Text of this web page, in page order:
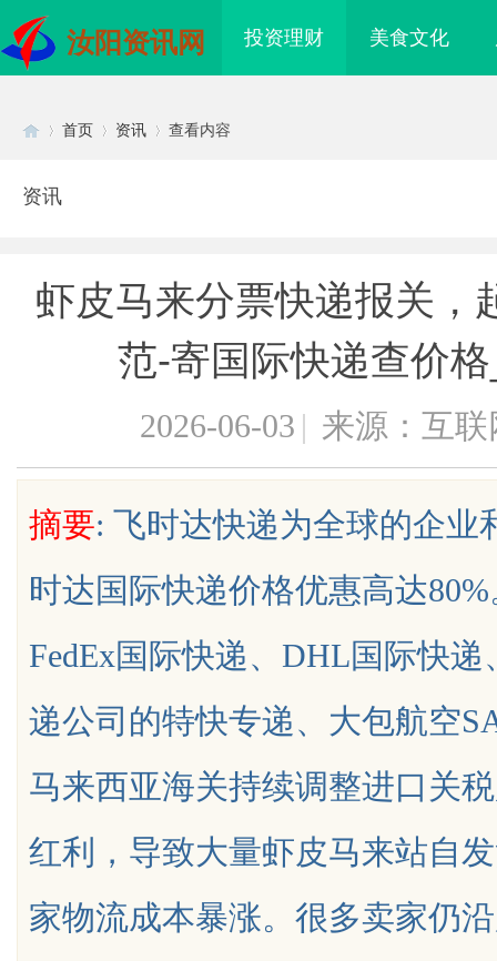
汝阳资讯网 投资理财 美食文化
uz
首页 资讯 查看内容
资讯
虾皮马来分票快递报关，
范-寄国际快递查价
2026-06-03 | 来源：互联
摘要: 飞时达快递为全球的企业
时达国际快递价格优惠高达
FedEx国际快递、DHL国际快
递公司的特快专递、大包航空
马来西亚海关持续调整进口关
红利，导致大量虾皮马来站自
家物流成本暴涨。很多卖家仍